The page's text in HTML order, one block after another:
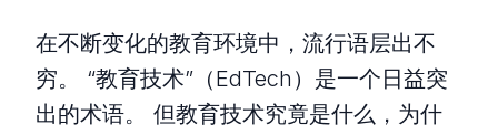
在不断变化的教育环境中，流行语层出不
穷。 “教育技术”（EdTech）是一个日益突
出的术语。 但教育技术究竟是什么，为什